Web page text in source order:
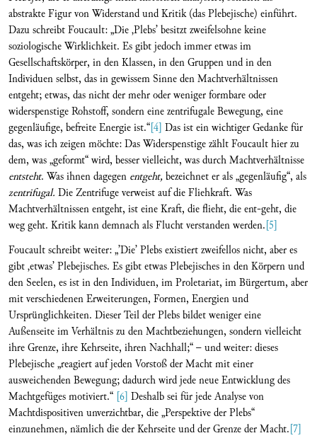
abstrakte Figur von Widerstand und Kritik (das Plebejische) einführt.
Dazu schreibt Foucault: „Die ‚Plebs’ besitzt zweifelsohne keine
soziologische Wirklichkeit. Es gibt jedoch immer etwas im
Gesellschaftskörper, in den Klassen, in den Gruppen und in den
Individuen selbst, das in gewissem Sinne den Machtverhältnissen
entgeht; etwas, das nicht der mehr oder weniger formbare oder
widerspenstige Rohstoff, sondern eine zentrifugale Bewegung, eine
gegenläufige, befreite Energie ist.“[4] Das ist ein wichtiger Gedanke für
das, was ich zeigen möchte: Das Widerspenstige zählt Foucault hier zu
dem, was „geformt“ wird, besser vielleicht, was durch Machtverhältnisse
entsteht. Was ihnen dagegen entgeht,bezeichnet er als „gegenläufig“, als
zentrifugal. Die Zentrifuge verweist auf die Fliehkraft. Was
Machtverhältnissen entgeht, ist eine Kraft, die flieht, die ent-geht, die
weg geht. Kritik kann demnach als Flucht verstanden werden.[5]
Foucault schreibt weiter: „’Die’ Plebs existiert zweifellos nicht, aber es
gibt ‚etwas’ Plebejisches. Es gibt etwas Plebejisches in den Körpern und
den Seelen, es ist in den Individuen, im Proletariat, im Bürgertum, aber
mit verschiedenen Erweiterungen, Formen, Energien und
Ursprünglichkeiten. Dieser Teil der Plebs bildet weniger eine
Außenseite im Verhältnis zu den Machtbeziehungen, sondern vielleicht
ihre Grenze, ihre Kehrseite, ihren Nachhall;“ – und weiter: dieses
Plebejische „reagiert auf jeden Vorstoß der Macht mit einer
ausweichenden Bewegung; dadurch wird jede neue Entwicklung des
Machtgefüges motiviert.“ [6] Deshalb sei für jede Analyse von
Machtdispositiven unverzichtbar, die „Perspektive der Plebs“
einzunehmen, nämlich die der Kehrseite und der Grenze der Macht.[7]